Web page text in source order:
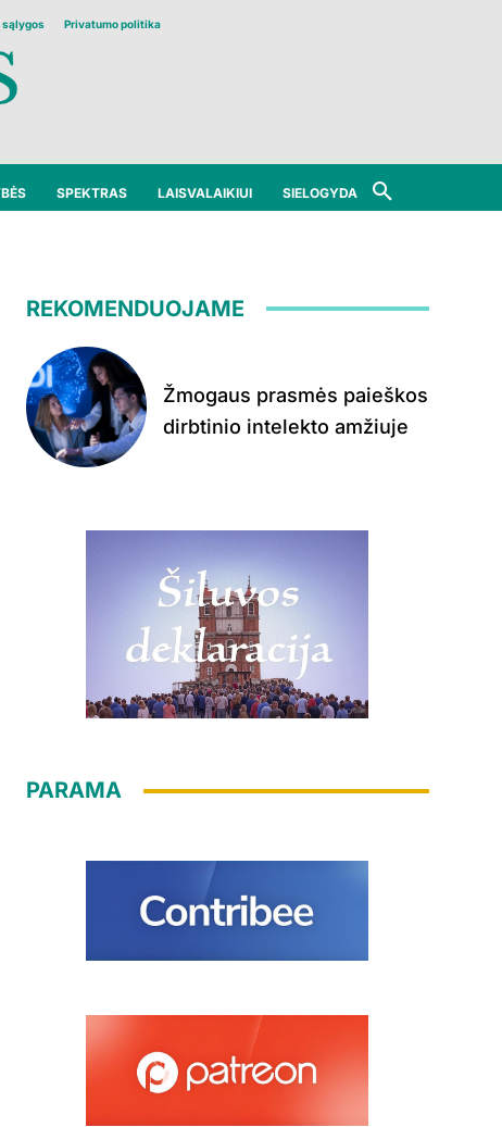
sąlygos Privatumo politika
SPEKTRAS LAISVALAIKIUI SIELOGYDA
REKOMENDUOJAME
Žmogaus prasmės paieškos
dirbtinio intelekto amžiuje
PARAMA